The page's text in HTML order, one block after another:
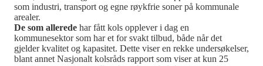
som industri, transport og egne røykfrie soner på kommunale
arealer.
De som allerede har fått kols opplever i dag en
kommunesektor som har et for svakt tilbud, både når det
gjelder kvalitet og kapasitet. Dette viser en rekke undersøkelser,
blant annet Nasjonalt kolsråds rapport som viser at kun 25